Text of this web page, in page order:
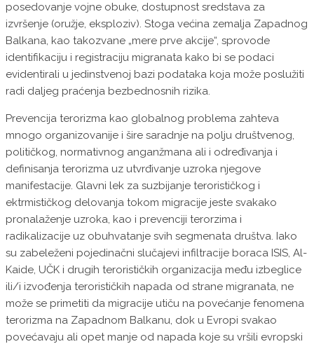
posedovanje vojne obuke, dostupnost sredstava za
izvršenje (oružje, eksploziv). Stoga većina zemalja Zapadnog
Balkana, kao takozvane „mere prve akcije“, sprovode
identifikaciju i registraciju migranata kako bi se podaci
evidentirali u jedinstvenoj bazi podataka koja može poslužiti
radi daljeg praćenja bezbednosnih rizika.
Prevencija terorizma kao globalnog problema zahteva
mnogo organizovanije i šire saradnje na polju društvenog,
političkog, normativnog anganžmana ali i određivanja i
definisanja terorizma uz utvrđivanje uzroka njegove
manifestacije. Glavni lek za suzbijanje terorističkog i
ektrmističkog delovanja tokom migracije jeste svakako
pronalaženje uzroka, kao i prevenciji terorzima i
radikalizacije uz obuhvatanje svih segmenata društva. Iako
su zabeleženi pojedinačni slučajevi infiltracije boraca ISIS, Al-
Kaide, UČK i drugih terorističkih organizacija među izbeglice
ili/i izvođenja terorističkih napada od strane migranata, ne
može se primetiti da migracije utiču na povećanje fenomena
terorizma na Zapadnom Balkanu, dok u Evropi svakao
povećavaju ali opet manje od napada koje su vršili evropski